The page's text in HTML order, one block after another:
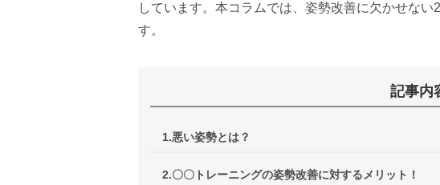
しています。本コラムでは、姿勢改善に欠かせな
す。
記事内
1.悪い姿勢とは？
2.〇〇トレーニングの姿勢改善に対するメリット！